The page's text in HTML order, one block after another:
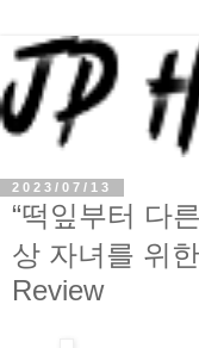
2023/07/13
“떡잎부터 다
상 자녀를 위
Review